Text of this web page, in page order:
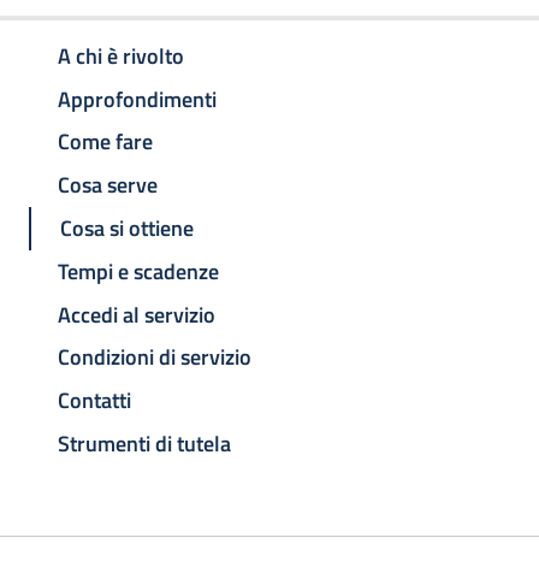
A chi è rivolto
Approfondimenti
Come fare
Cosa serve
Cosa si ottiene
Tempi e scadenze
Accedi al servizio
Condizioni di servizio
Contatti
Strumenti di tutela